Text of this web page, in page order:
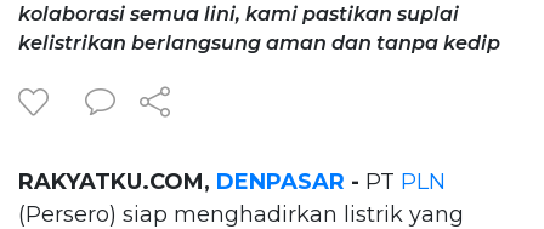
kolaborasi semua lini, kami pastikan suplai
kelistrikan berlangsung aman dan tanpa kedip
RAKYATKU.COM, DENPASAR - PT PLN
(Persero) siap menghadirkan listrik yang